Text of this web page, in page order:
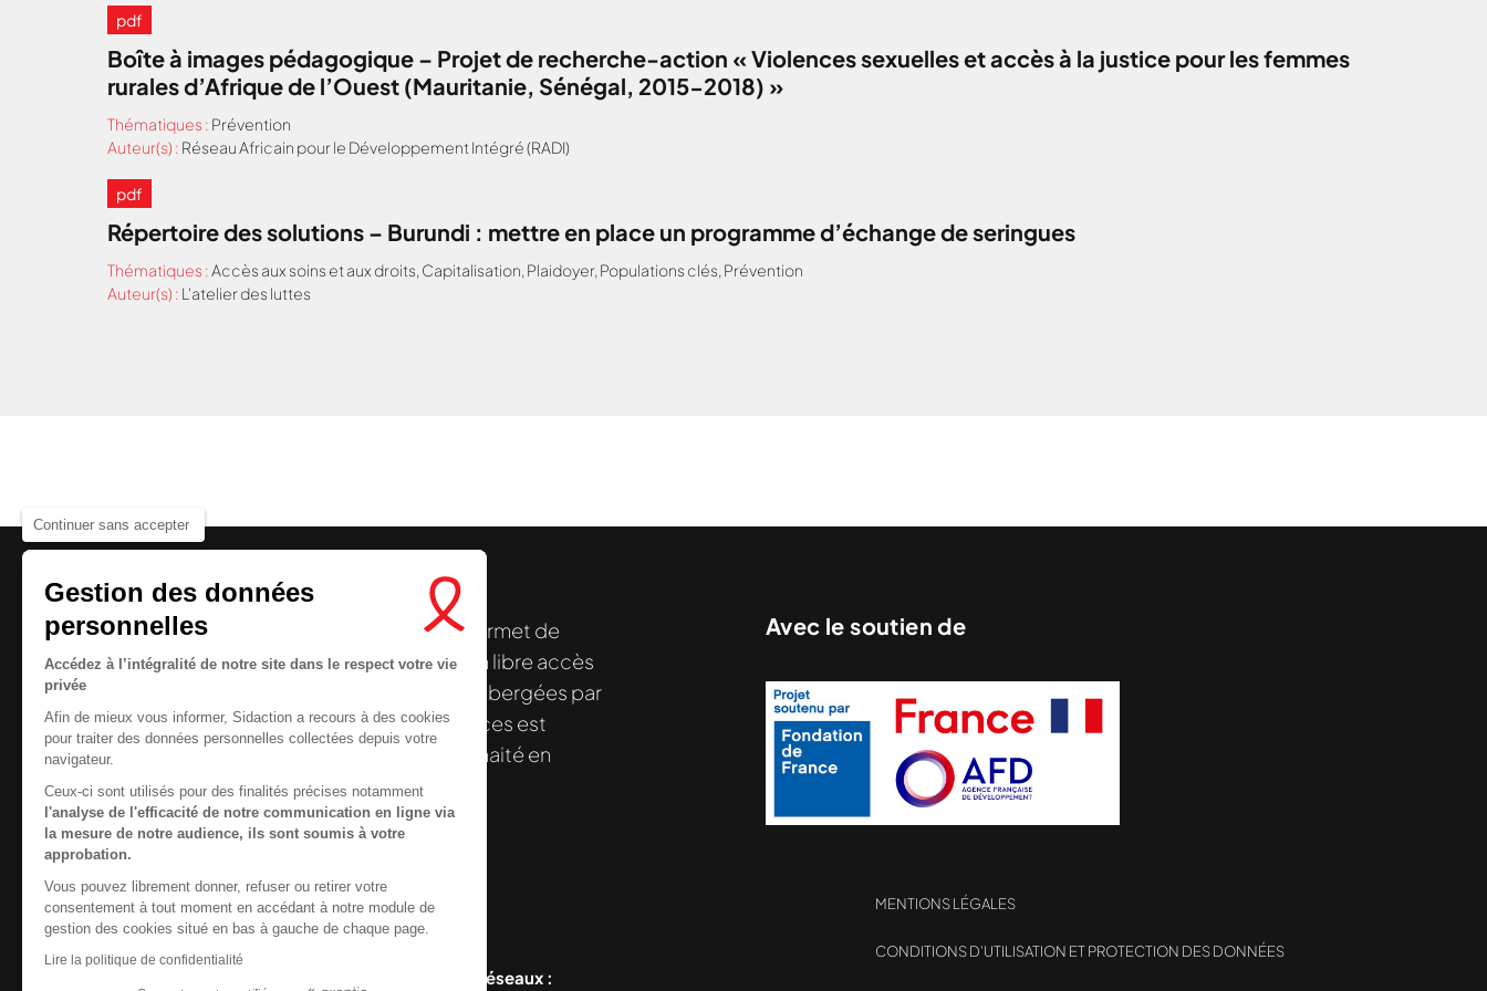
Continuer sans accepter
Gestion des données
personnelles
Accédez à l’intégralité de notre site dans le respect votre vie
privée
Afin de mieux vous informer, Sidaction a recours à des cookies
pour traiter des données personnelles collectées depuis votre
navigateur.
Ceux-ci sont utilisés pour des finalités précises notamment
l'analyse de l'efficacité de notre communication en ligne via
la mesure de notre audience, ils sont soumis à votre
approbation.
Vous pouvez librement donner, refuser ou retirer votre
consentement à tout moment en accédant à notre module de
gestion des cookies situé en bas à gauche de chaque page.
Lire la politique de confidentialité
pdf
Boîte à images pédagogique – Projet de recherche-action « Violences sexuelles et accès à la justice pour les femmes
rurales d’Afrique de l’Ouest (Mauritanie, Sénégal, 2015-2018) »
Thématiques : Prévention
Auteur(s) : Réseau Africain pour le Développement Intégré (RADI)
pdf
Répertoire des solutions – Burundi : mettre en place un programme d’échange de seringues
Thématiques :Accès aux soins et aux droits, Capitalisation, Plaidoyer, Populations clés, Prévention
Auteur(s) : L'atelier des luttes
Nous cherchons le contenu demandé....
Le centre de ressources de Sidactionpermet de
disposer de ressources francophones en libre accès
. À l’origine, hébergées par
la Plateforme ELSA, le Centre de ressources est
désormais gérée par Sidaction qui a souhaité en
reprendre le pilotage.
Avec le soutien de
Contactez-nous
Newsletter
Nous suivre sur les réseaux :
MENTIONS LÉGALES
CONDITIONS D’UTILISATION ET PROTECTION DES DONNÉES